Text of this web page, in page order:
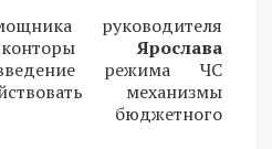
руководителя
конторыЯрослава
режима ЧС
механизмы
бюджетного